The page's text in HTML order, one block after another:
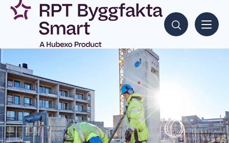
Siirry
sisältöön
Hae sisältöjä